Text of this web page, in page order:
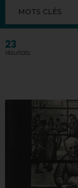
MOTS CLÉS
23
résultats